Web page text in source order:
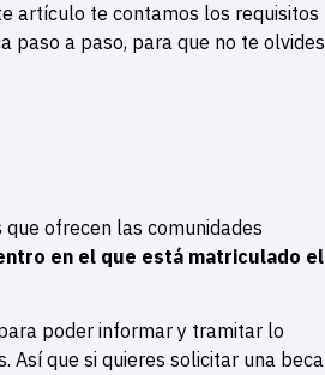
artículo te contamos los requisitos
paso a paso, para que no te olvides
ofrecen las comunidades
en el que está matriculado el
poder informar y tramitar lo
Así que si quieres solicitar una beca